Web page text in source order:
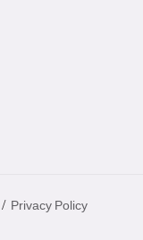
/ Privacy Policy